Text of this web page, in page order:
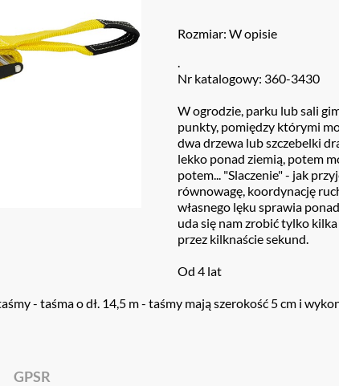
Rozmiar: W opisie
.
Nr katalogowy: 360-3430
W ogrodzie, parku lub sali
punkty, pomiędzy którymi
dwa drzewa lub szczebelki
lekko ponad ziemią, potem
potem... "Slaczenie" - jak
równowagę, koordynację
własnego lęku sprawia
uda się nam zrobić tylko
przez kilknaście sekund.
Od 4 lat
- taśma o dł. 14,5 m - taśmy mają szerokość 5 cm i
GPSR